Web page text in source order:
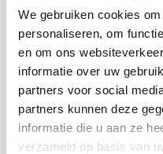
We gebruiken cookies
personaliseren, om
en om ons
informatie over uw
partners voor social
partners kunnen deze
informatie die u aan ze
verzameld op basis van
zij voor elke
bijpassend
of na